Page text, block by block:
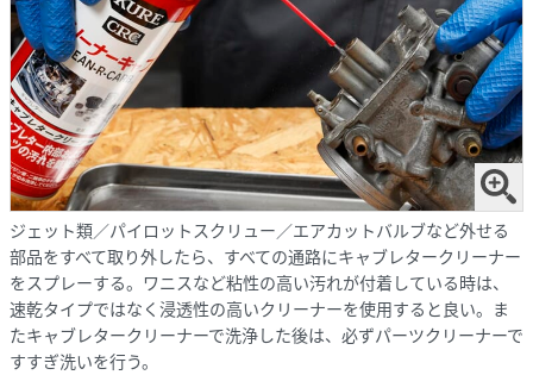
ジェット類／パイロットスクリュー／エアカットバルブなど外せる
部品をすべて取り外したら、すべての通路にキャブレタークリーナー
をスプレーする。ワニスなど粘性の高い汚れが付着している時は、
速乾タイプではなく浸透性の高いクリーナーを使用すると良い。ま
たキャブレタークリーナーで洗浄した後は、必ずパーツクリーナーで
すすぎ洗いを行う。